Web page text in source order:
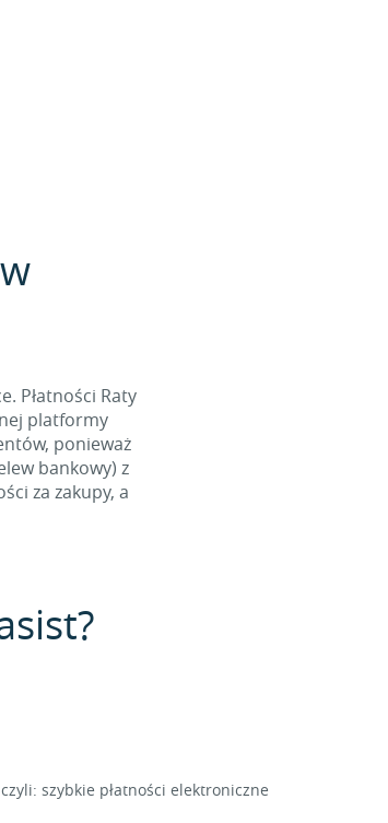
Płatności Raty
platformy
ponieważ
bankowy) z
za zakupy, a
szybkie płatności elektroniczne